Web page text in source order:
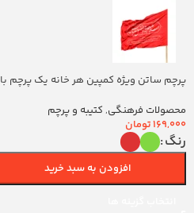
پرچم ساتن ویژه کمپین هر خانه یک پرچم با
محصولات فرهنگی, کتیبه و پرچم
169,000تومان
رنگ
افزودن به سبد خرید